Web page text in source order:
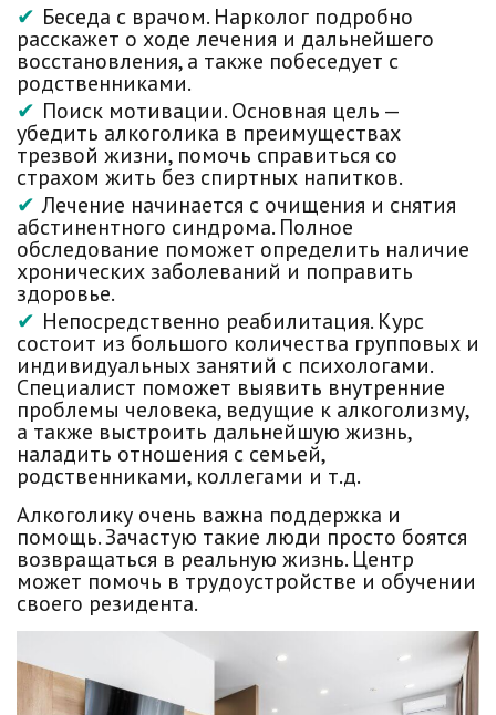
Беседа с врачом. Нарколог подробно
расскажет о ходе лечения и дальнейшего
восстановления, а также побеседует с
родственниками.
Поиск мотивации. Основная цель —
убедить алкоголика в преимуществах
трезвой жизни, помочь справиться со
страхом жить без спиртных напитков.
Лечение начинается с очищения и снятия
абстинентного синдрома. Полное
обследование поможет определить наличие
хронических заболеваний и поправить
здоровье.
Непосредственно реабилитация. Курс
состоит из большого количества групповых и
индивидуальных занятий с психологами.
Специалист поможет выявить внутренние
проблемы человека, ведущие к алкоголизму,
а также выстроить дальнейшую жизнь,
наладить отношения с семьей,
родственниками, коллегами и т.д.
Алкоголику очень важна поддержка и
помощь. Зачастую такие люди просто боятся
возвращаться в реальную жизнь. Центр
может помочь в трудоустройстве и обучении
своего резидента.